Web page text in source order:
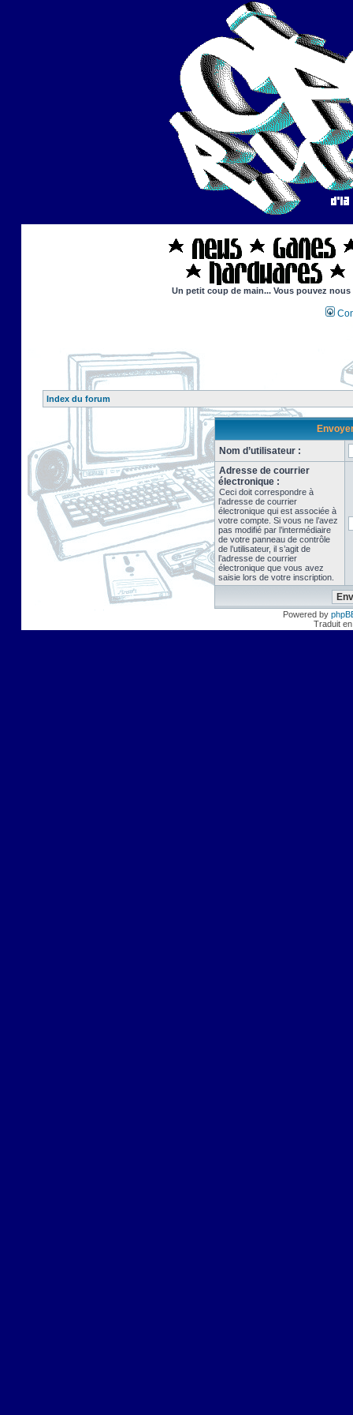
Un petit coup de main... Vous pouvez
Index du forum
Nom d’utilisateur :
Adresse de courrier
électronique :
Ceci doit correspondre à
l’adresse de courrier
électronique qui est associée à
votre compte. Si vous ne l’avez
pas modifié par l’intermédiaire
de votre panneau de contrôle
de l’utilisateur, il s’agit de
l’adresse de courrier
électronique que vous avez
saisie lors de votre inscription.
Powered by
Traduit